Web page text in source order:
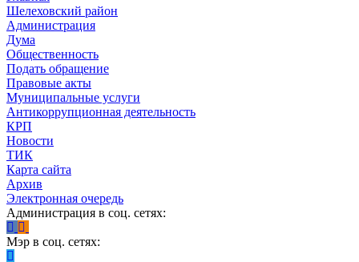
Шелеховский район
Администрация
Дума
Общественность
Подать обращение
Правовые акты
Муниципальные услуги
Антикоррупционная деятельность
КРП
Новости
ТИК
Карта сайта
Архив
Электронная очередь
Администрация в соц. сетях:
Мэр в соц. сетях: